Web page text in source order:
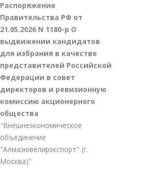
Распоряжение
Правительства РФ от
21.05.2026 N 1180-р О
выдвижении кандидатов
для избрания в качестве
представителей Российской
Федерации в совет
директоров и ревизионную
комиссию акционерного
общества
"Внешнеэкономическое
объединение
"Алмазювелирэкспорт" (г.
Москва)"